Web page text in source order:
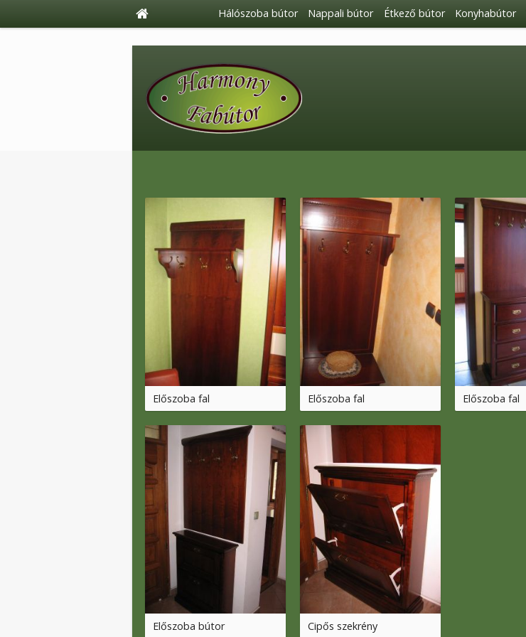
Hálószoba bútor Nappali bútor Étkező bútor Konyhabútor
Előszoba fal Előszoba fal Előszoba fal
Előszoba bútor Cipős szekrény